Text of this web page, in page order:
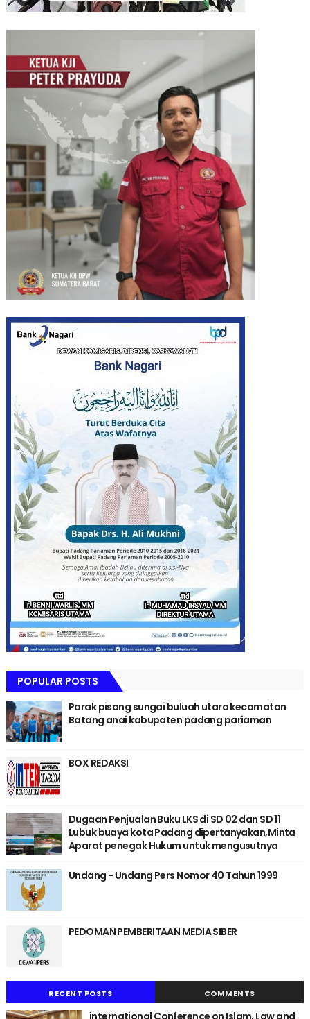
POPULAR POSTS
Parak pisang sungai buluah utara kecamatan
Batang anai kabupaten padang pariaman
BOX REDAKSI
Dugaan Penjualan Buku LKS di SD 02 dan SD 11
Lubuk buaya kota Padang dipertanyakan,Minta
Aparat penegak Hukum untuk mengusutnya
Undang - Undang Pers Nomor 40 Tahun 1999
PEDOMAN PEMBERITAAN MEDIA SIBER
RECENT POSTS COMMENTS
international Conference on Islam, Law and